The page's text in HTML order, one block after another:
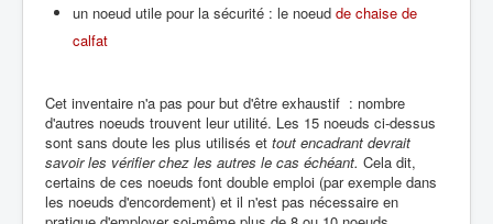
un noeud utile pour la sécurité : le noeud de chaise de
calfat
Cet inventaire n'a pas pour but d'être exhaustif : nombre
d'autres noeuds trouvent leur utilité. Les 15 noeuds ci-dessus
sont sans doute les plus utilisés et tout encadrant devrait
savoir les vérifier chez les autres le cas échéant. Cela dit,
certains de ces noeuds font double emploi (par exemple dans
les noeuds d'encordement) et il n'est pas nécessaire en